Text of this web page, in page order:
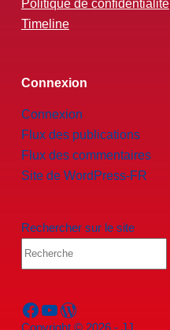
Politique de confidentialité
Timeline
Connexion
Connexion
Flux des publications
Flux des commentaires
Site de WordPress-FR
Rechercher sur le site
Facebook
YouTube
WordPress
Copyright © 2026 - JJ